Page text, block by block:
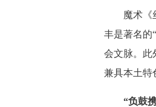
魔术《丝
丰是著名的
会文脉。此
兼具本土特
“负鼓